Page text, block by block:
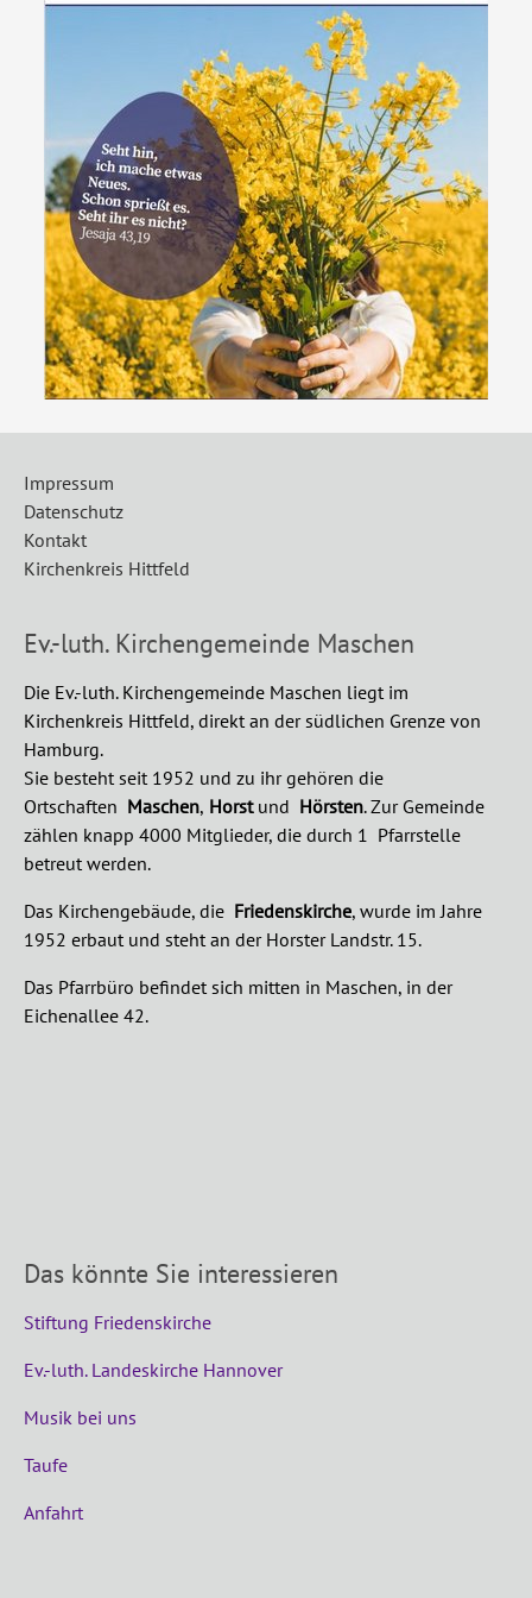
Impressum
Datenschutz
Kontakt
Kirchenkreis Hittfeld
Ev.-luth. Kirchengemeinde Maschen
Die Ev.-luth. Kirchengemeinde Maschen liegt im
Kirchenkreis Hittfeld, direkt an der südlichen Grenze von
Hamburg.
Sie besteht seit 1952 und zu ihr gehören die
Ortschaften Maschen, Horstund Hörsten.Zur Gemeinde
zählen knapp 4000 Mitglieder, die durch 1 Pfarrstelle
betreut werden.
Das Kirchengebäude, die Friedenskirche, wurde im Jahre
1952 erbaut und steht an der Horster Landstr. 15.
Das Pfarrbüro befindet sich mitten in Maschen, in der
Eichenallee 42.
Das könnte Sie interessieren
Stiftung Friedenskirche
Ev.-luth. Landeskirche Hannover
Musik bei uns
Taufe
Anfahrt